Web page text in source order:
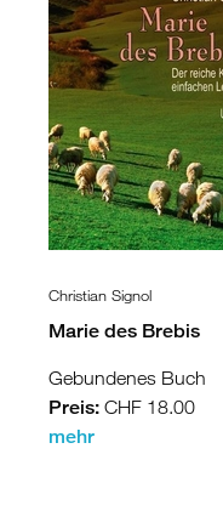
Christian Signol
Marie des Brebis
Gebundenes Buch
Preis: CHF 18.00
mehr